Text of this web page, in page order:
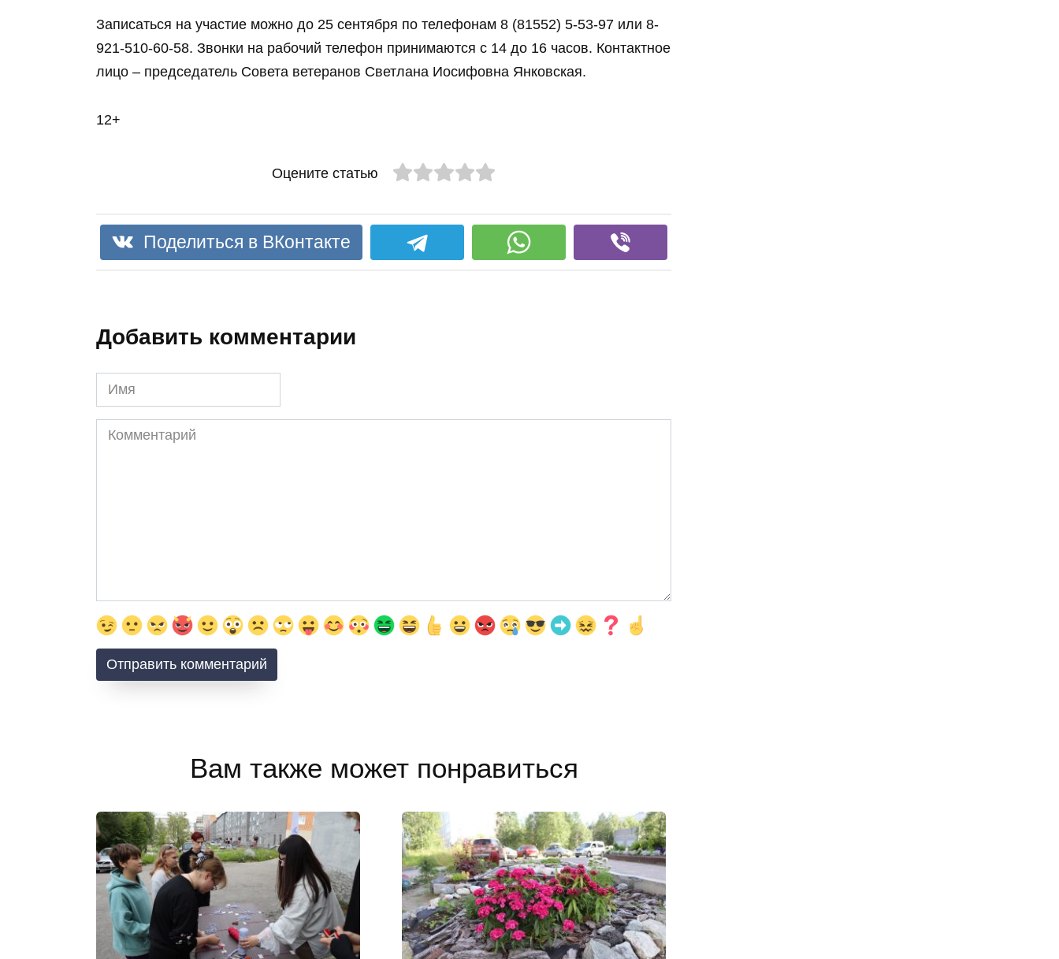
Записаться на участие можно до 25 сентября по телефонам 8 (81552) 5-53-97 или 8-
921-510-60-58. Звонки на рабочий телефон принимаются с 14 до 16 часов. Контактное
лицо – председатель Совета ветеранов Светлана Иосифовна Янковская.
12+
Оцените статью
Поделиться в ВКонтакте
Добавить комментарии
Имя
Комментарий
Вам также может понравиться